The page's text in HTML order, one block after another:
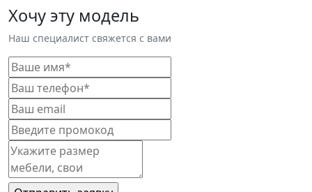
Хочу эту модель
Наш специалист свяжется с вами